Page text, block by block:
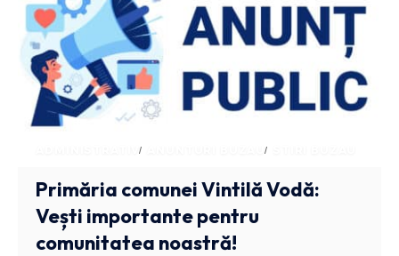
ADMINISTRATIV ANUNTURI BUZAU
Primăria comunei Vintilă Vodă:
Vești importante pentru
comunitatea noastră!